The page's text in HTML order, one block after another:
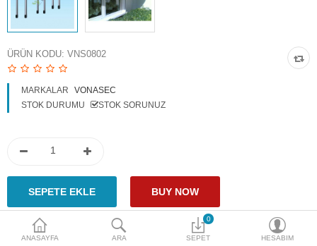
Plaka Tanıma Sistemi
Ürün Güvenlik Sistemleri
Aksiyon Kameraları
Karşılaştır
Para Birimi
ANASAYFA ARA
0
SEPET HESABIM
ÜRÜN KODU: VNS0802
MARKALAR
VONASEC
STOK DURUMU
STOK SORUNUZ
Paylaş